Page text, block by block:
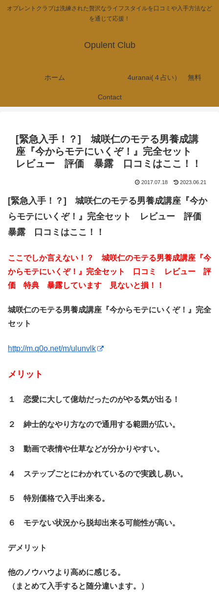
オプレントクラブは洗練された贅沢なライフスタイルを口コミや入手方法など
を通じて応援！
Opulent Club
ホーム 4uranai(４占い） 無料
Contact
[緊急入手！？] 城咲仁のモテる男養成講
座『今からモテにいくぞ！』完全セット
レビュー 評価 暴露 口コミはここ！！
2017.07.18 2023.06.21
[緊急入手！？] 城咲仁のモテる男養成講座『今か
らモテにいくぞ！』完全セット レビュー 評価
暴露 口コミはここ！！
ここでしか言えない！？ 城咲仁のモテる男養成講座『今
からモテにいくぞ！』完全セット 口コミ レビュー 評
価 特典 暴露しています 見ないと損！！
城咲仁のモテる男養成講座『今からモテにいくぞ！』完全
セット
http://m.q0o.net/m/ulunvlk
メリット
１ 恋愛に大して億劫だったのがやる気が出る！
２ 紳士的なやり方なので通用する範囲が広い。
３ 動画で表情や仕草などが分かりやすい。
４ ステップごとにわかれているので実践し易い。
５ 特別価格で入手出来る。
６ モテない状況から脱却出来る可能性が高い。
デメリット
他のノウハウより高めに感じる。
（まとめて入手すると随分違います。）